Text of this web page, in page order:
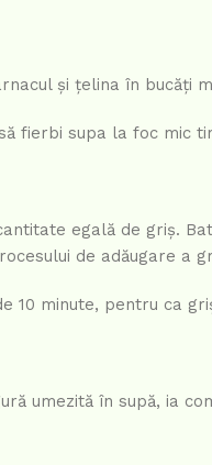
și țelina în bucăți
fierbi supa la foc mic
egală de griș.
de adăugare a
10 minute, pentru ca
umezită în supă, ia